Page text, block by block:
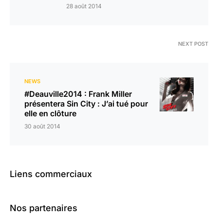
28 août 2014
NEXT POST
NEWS
#Deauville2014 : Frank Miller
présentera Sin City : J’ai tué pour
elle en clôture
30 août 2014
Liens commerciaux
Nos partenaires